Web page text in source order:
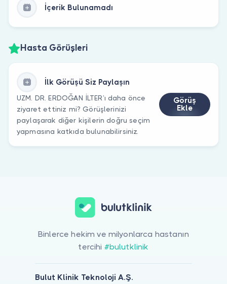
İçerik Bulunamadı
Hasta Görüşleri
İlk Görüşü Siz Paylaşın
UZM. DR. ERDOĞAN İLTER’ı daha önce
ziyaret ettiniz mi? Görüşlerinizi
paylaşarak diğer kişilerin doğru seçim
yapmasına katkıda bulunabilirsiniz.
Görüş
Ekle
Binlerce hekim ve milyonlarca hastanın
tercihi #bulutklinik
Bulut Klinik Teknoloji A.Ş.